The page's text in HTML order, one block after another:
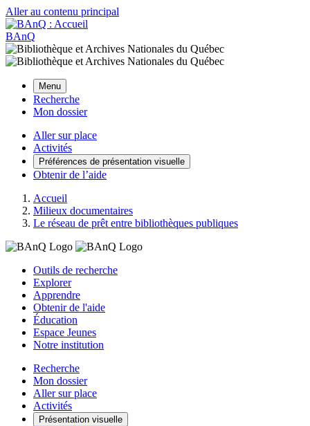
Aller au contenu principal
BAnQ
Menu
Recherche
Mon dossier
Aller sur place
Activités
Préférences de présentation visuelle
Obtenir de l’aide
Accueil
Milieux documentaires
Le réseau de prêt entre bibliothèques publiques
Outils de recherche
Explorer
Apprendre
Obtenir de l'aide
Éducation
Espace Jeunes
Notre institution
Recherche
Mon dossier
Aller sur place
Activités
Présentation visuelle